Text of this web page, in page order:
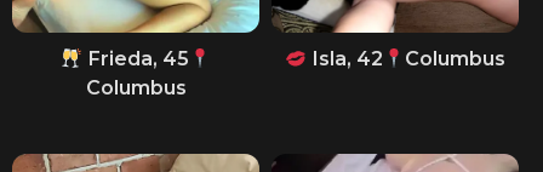
Frieda, 45
Columbus
Isla, 42 Columbus